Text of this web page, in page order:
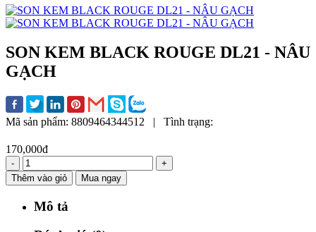
SON KEM BLACK ROUGE DL21 - NÂU
GẠCH
Mã sản phẩm: 8809464344512 | Tình trạng:
170,000đ
-
+
Thêm vào giỏ
Mua ngay
Mô tả